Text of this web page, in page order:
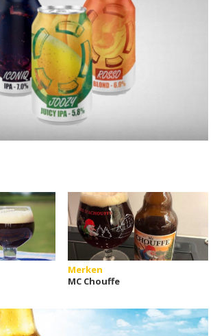
Merken
MC Chouffe